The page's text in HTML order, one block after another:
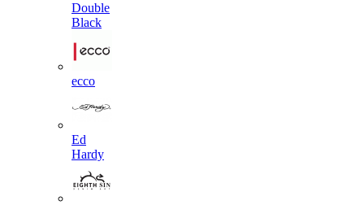
Double
Black
ecco
Ed
Hardy